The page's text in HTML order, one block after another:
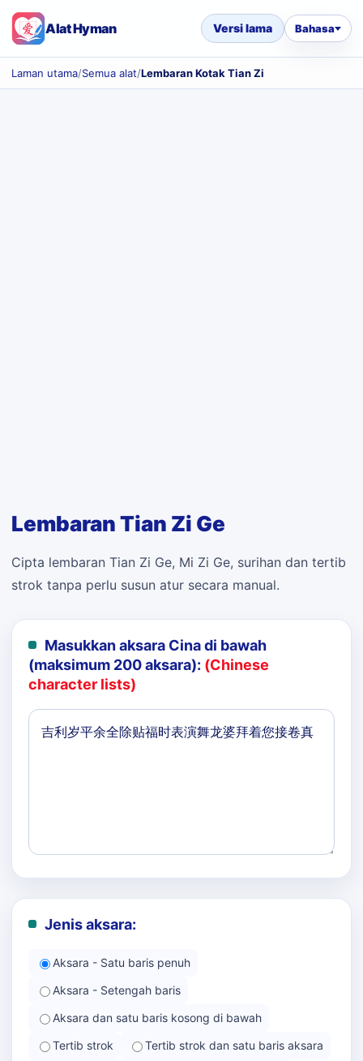
Alat Hyman Versi lama Bahasa
Laman utama/Semua alat/Lembaran Kotak Tian Zi
Lembaran Tian Zi Ge
Cipta lembaran Tian Zi Ge, Mi Zi Ge, surihan dan tertib
strok tanpa perlu susun atur secara manual.
Masukkan aksara Cina di bawah
(maksimum 200 aksara): (Chinese
character lists)
Jenis aksara:
Aksara - Satu baris penuh
Aksara - Setengah baris
Aksara dan satu baris kosong di bawah
Tertib strok
Tertib strok dan satu baris aksara